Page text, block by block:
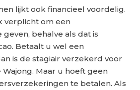
lijkt ook financieel voordelig.
verplicht om een
behalve als dat is
Betaalt u wel een
is de stagiair verzekerd voor
Maar u hoeft geen
te betalen. Als